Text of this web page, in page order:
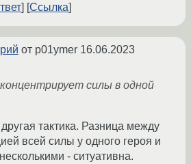
Ссылка
от p01ymer 16.06.2023
силы в одной
тактика. Разница между
всей силы у одного героя и
- ситуативна.